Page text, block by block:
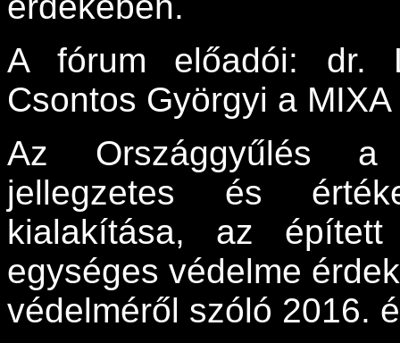
A fórum előadói: dr.
Csontos Györgyi a
Az Országgyűlés a
jellegzetes és
kialakítása, az
egységes védelme
védelméről szóló 2016.